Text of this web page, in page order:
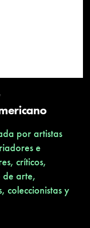
por artistas
e
críticos,
de arte,
coleccionistas y